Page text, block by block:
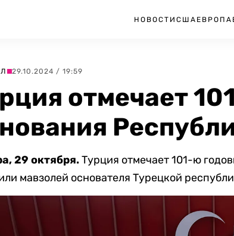
НОВОСТИ США ЕВРОПА
29.10.2024 / 19:59
отмечает
29 октября.Турция отмечает 101-ю
мавзолей основателя Турецкой